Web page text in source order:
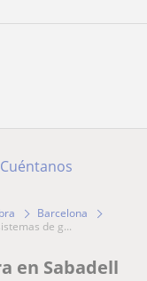
Cuéntanos
Barcelona
de g...
en Sabadell